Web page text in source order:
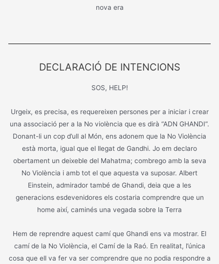
nova era
DECLARACIÓ DE INTENCIONS
SOS, HELP!
Urgeix, es precisa, es requereixen persones per a iniciar i crear
una associació per a la No violència que es dirà “ADN GHANDI”.
Donant-li un cop d’ull al Món, ens adonem que la No Violència
està morta, igual que el llegat de Gandhi. Jo em declaro
obertament un deixeble del Mahatma; combrego amb la seva
No Violència i amb tot el que aquesta va suposar. Albert
Einstein, admirador també de Ghandi, deia que a les
generacions esdevenidores els costaria comprendre que un
home així, caminés una vegada sobre la Terra
Hem de reprendre aquest camí que Ghandi ens va mostrar. El
camí de la No Violència, el Camí de la Raó. En realitat, l’única
cosa que ell va fer va ser comprendre que no podia respondre a